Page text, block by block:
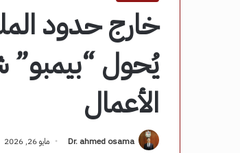
خارج حدود
يُحول “بيمبو”
الأعمال
Dr. ahmed osama مايو 26, 2026